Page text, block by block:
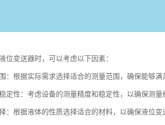
位变送器时，可以考虑以下因素：
：根据实际需求选择适合的测量范围，确保能够满
定性：考虑设备的测量精度和稳定性，以确保测量
：根据液体的性质选择适合的材料，以确保液位变